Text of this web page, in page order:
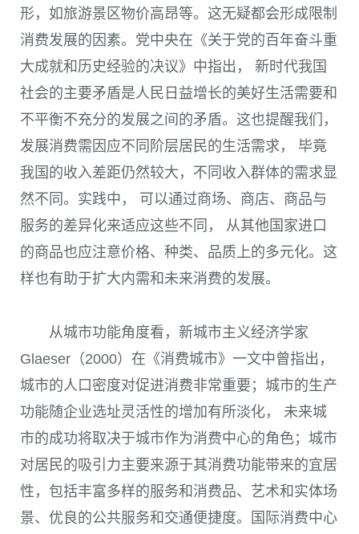
形，如旅游景区物价高昂等。这无疑都会形成限制
消费发展的因素。党中央在《关于党的百年奋斗重
大成就和历史经验的决议》中指出， 新时代我国
社会的主要矛盾是人民日益增长的美好生活需要和
不平衡不充分的发展之间的矛盾。这也提醒我们，
发展消费需因应不同阶层居民的生活需求， 毕竟
我国的收入差距仍然较大，不同收入群体的需求显
然不同。实践中， 可以通过商场、商店、商品与
服务的差异化来适应这些不同， 从其他国家进口
的商品也应注意价格、种类、品质上的多元化。这
样也有助于扩大内需和未来消费的发展。
从城市功能角度看，新城市主义经济学家
Glaeser （2000）在《消费城市》一文中曾指出，
城市的人口密度对促进消费非常重要；城市的生产
功能随企业选址灵活性的增加有所淡化， 未来城
市的成功将取决于城市作为消费中心的角色；城市
对居民的吸引力主要来源于其消费功能带来的宜居
性，包括丰富多样的服务和消费品、艺术和实体场
景、优良的公共服务和交通便捷度。国际消费中心